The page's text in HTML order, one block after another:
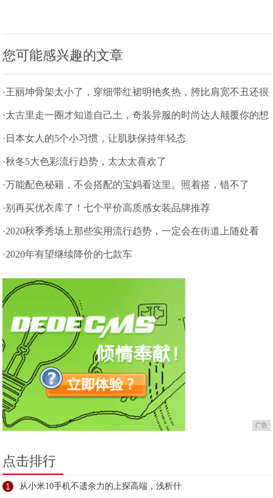
您可能感兴趣的文章
·王丽坤骨架太小了，穿细带红裙明艳炙热，胯比肩宽不丑还很
有气场
·太古里走一圈才知道自己土，奇装异服的时尚达人颠覆你的想
象
·日本女人的5个小习惯，让肌肤保持年轻态
·秋冬5大色彩流行趋势，太太太喜欢了
·万能配色秘籍，不会搭配的宝妈看这里。照着搭，错不了
·别再买优衣库了！七个平价高质感女装品牌推荐
·2020秋季秀场上那些实用流行趋势，一定会在街道上随处看
见
·2020年有望继续降价的七款车
广告
点击排行
1 从小米10手机不遗余力的上探高端，浅析什